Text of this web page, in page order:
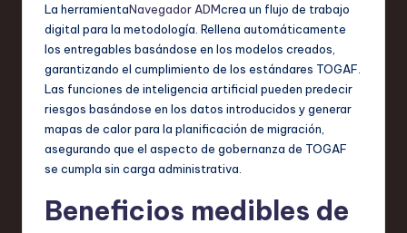
La herramientaNavegador ADMcrea un flujo de trabajo
digital para la metodología. Rellena automáticamente
los entregables basándose en los modelos creados,
garantizando el cumplimiento de los estándares TOGAF.
Las funciones de inteligencia artificial pueden predecir
riesgos basándose en los datos introducidos y generar
mapas de calor para la planificación de migración,
asegurando que el aspecto de gobernanza de TOGAF
se cumpla sin carga administrativa.
Beneficios medibles de